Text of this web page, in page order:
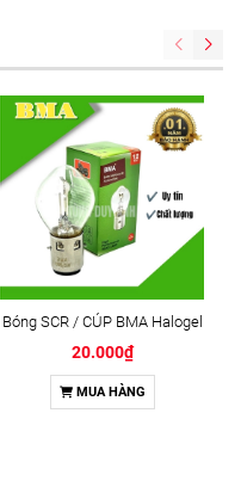
Bóng SCR / CÚP BMA Halogel
20.000₫
MUA HÀNG